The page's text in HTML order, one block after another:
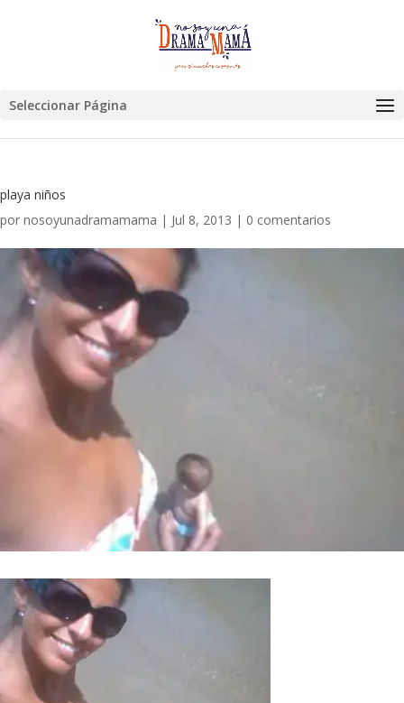
Seleccionar Página
playa niños
por nosoyunadramamama | Jul 8, 2013 | 0 comentarios